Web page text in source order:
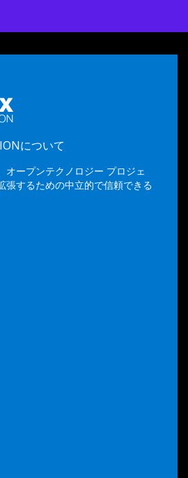
について
ープンテクノロジー プロジェ
張するための中立的で信頼できる